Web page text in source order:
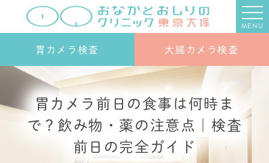
MENU
胃カメラ検査 大腸カメラ検査
胃カメラ前日の食事は何時ま
で？飲み物・薬の注意点｜検査
前日の完全ガイド